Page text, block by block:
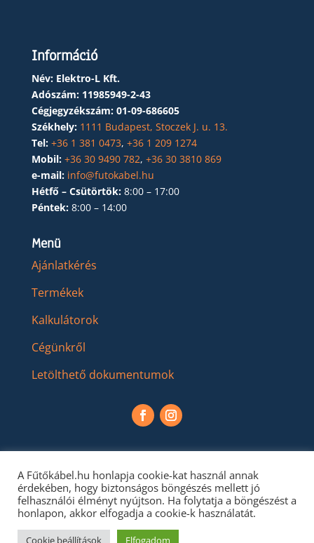
Információ
Név: Elektro-L Kft.
Adószám: 11985949-2-43
Cégjegyzékszám: 01-09-686605
Székhely: 1111 Budapest, Stoczek J. u. 13.
Tel: +36 1 381 0473, +36 1 209 1274
Mobil: +36 30 9490 782, +36 30 3810 869
e-mail: info@futokabel.hu
Hétfő – Csütörtök: 8:00 – 17:00
Péntek: 8:00 – 14:00
Menü
Ajánlatkérés
Termékek
Kalkulátorok
Cégünkről
Letölthető dokumentumok
A Fűtőkábel.hu honlapja cookie-kat használ annak
érdekében, hogy biztonságos böngészés mellett jó
felhasználói élményt nyújtson. Ha folytatja a böngészést a
honlapon, akkor elfogadja a cookie-k használatát.
Cookie beállítások Elfogadom